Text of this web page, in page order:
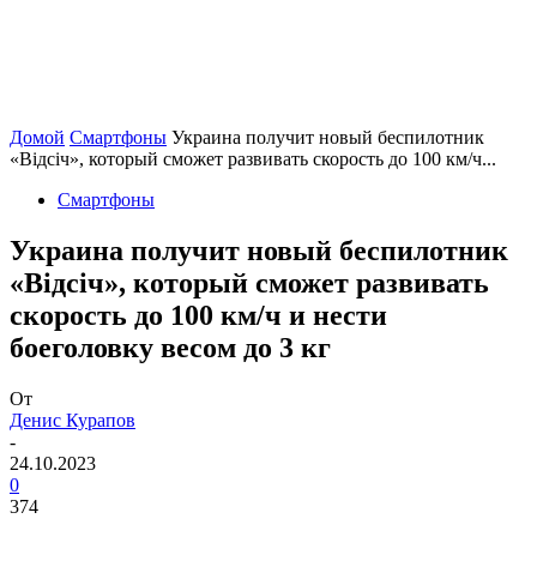
Домой Смартфоны Украина получит новый беспилотник
«Відсіч», который сможет развивать скорость до 100 км/ч...
Смартфоны
Украина получит новый беспилотник
«Відсіч», который сможет развивать
скорость до 100 км/ч и нести
боеголовку весом до 3 кг
От
Денис Курапов
-
24.10.2023
0
374